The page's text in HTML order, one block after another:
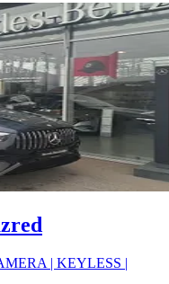
| KEYLESS |